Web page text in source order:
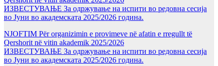
ИЗВЕСТУВАЊЕ За одржување на испити во редовна сесија
во Јуни во академската 2025/2026 година.
NJOFTIM Për organizimin e provimeve në afatin e rregullt të
Qershorit në vitin akademik 2025/2026
ИЗВЕСТУВАЊЕ За одржување на испити во редовна сесија
во Јуни во академската 2025/2026 година.